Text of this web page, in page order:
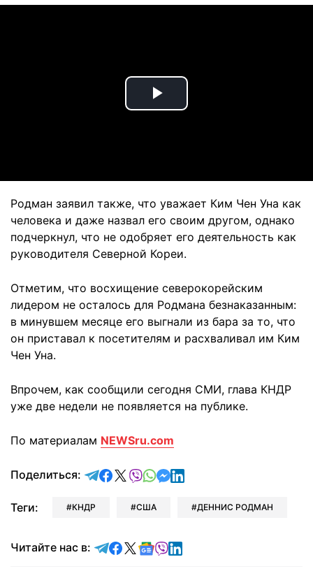
Play
Родман заявил также, что уважает Ким Чен Уна как
человека и даже назвал его своим другом, однако
подчеркнул, что не одобряет его деятельность как
руководителя Северной Кореи.
Отметим, что восхищение северокорейским
лидером не осталось для Родмана безнаказанным:
в минувшем месяце его выгнали из бара за то, что
он приставал к посетителям и расхваливал им Ким
Чен Уна.
Впрочем, как сообщили сегодня СМИ, глава КНДР
уже две недели не появляется на публике.
По материалам NEWSru.com
Поделиться: отправить в Telegram
поделиться в Facebook
поделиться в X
отправить в Viber
отправить в Whatsapp
отправить в Messenger
отправить в LinkedIn
Теги: КНДР США ДЕННИС РОДМАН
Читайте нас в: Читайте в Telegram
Читайте в Facebook
Читайте в X
Читайте в Google news
Читайте в Viber
Читайте в LinkedIn